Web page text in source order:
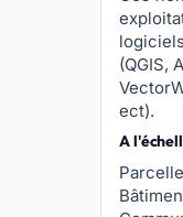
(QGIS,
ect).
A